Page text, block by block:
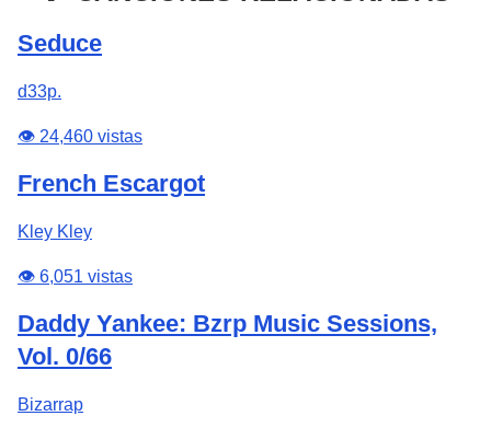
Seduce
d33p.
👁️ 24,460 vistas
French Escargot
Kley Kley
👁️ 6,051 vistas
Daddy Yankee: Bzrp Music Sessions,
Vol. 0/66
Bizarrap